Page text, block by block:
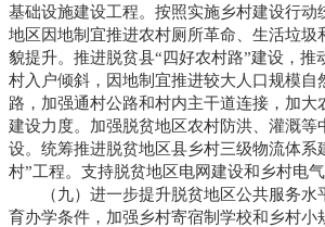
基础设施建设工程。按照实施乡村建设行动
地区因地制宜推进农村厕所革命、生活垃圾
貌提升。推进脱贫县“四好农村路”建设，推
村入户倾斜，因地制宜推进较大人口规模自
路，加强通村公路和村内主干道连接，加大
建设力度。加强脱贫地区农村防洪、灌溉等
设。统筹推进脱贫地区县乡村三级物流体系
村”工程。支持脱贫地区电网建设和乡村电气
（九）进一步提升脱贫地区公共服务水
育办学条件，加强乡村寄宿制学校和乡村小